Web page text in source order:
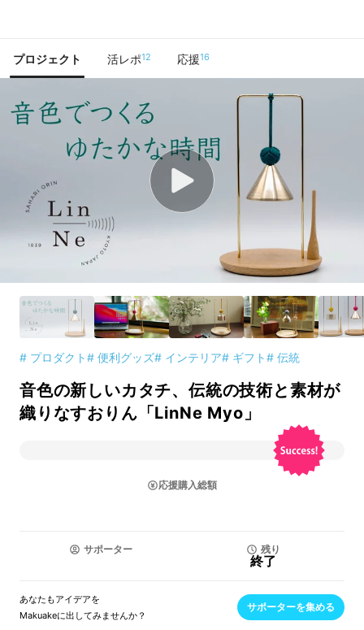
プロジェクト 活レポ12 応援16
# プロダクト# 便利グッズ# インテリア# ギフト# 伝統
音色の新しいカタチ、伝統の技術と素材が
織りなすおりん「LinNe Myo」
応援購入総額
サポーター 残り
終了
あなたもアイデアを
Makuakeに出してみませんか？
サポーターを集める